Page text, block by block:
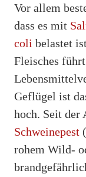
Vor allem
dass es mit
coli belastet
Fleisches
Geflügel ist
hoch. Seit der
Schweinepest
rohem Wild-